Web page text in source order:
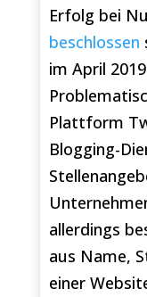
Erfolg bei
beschlossen
im April
Plattform
Blogging-
allerdings
aus Name,
einer